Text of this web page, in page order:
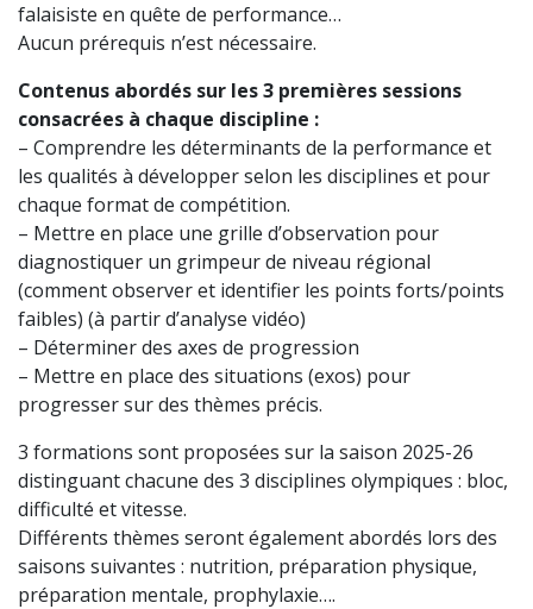
falaisiste en quête de performance…
Aucun prérequis n’est nécessaire.
Contenus abordés sur les 3 premières sessions
consacrées à chaque discipline :
– Comprendre les déterminants de la performance et
les qualités à développer selon les disciplines et pour
chaque format de compétition.
– Mettre en place une grille d’observation pour
diagnostiquer un grimpeur de niveau régional
(comment observer et identifier les points forts/points
faibles) (à partir d’analyse vidéo)
– Déterminer des axes de progression
– Mettre en place des situations (exos) pour
progresser sur des thèmes précis.
3 formations sont proposées sur la saison 2025-26
distinguant chacune des 3 disciplines olympiques : bloc,
difficulté et vitesse.
Différents thèmes seront également abordés lors des
saisons suivantes : nutrition, préparation physique,
préparation mentale, prophylaxie….